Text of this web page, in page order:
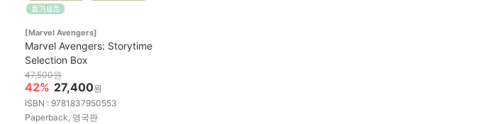
[Marvel Avengers]
Marvel Avengers: Storytime
Selection Box
47,500원
42% 27,400원
ISBN : 9781837950553
Paperback, 영국판